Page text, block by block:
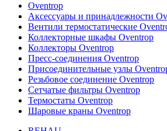
Oventrop
Аксессуары и принадлежности
Вентили термостатические
Коллекторные шкафы Oventrop
Коллекторы Oventrop
Пресс-соединения Oventrop
Присоединительные узлы
Резьбовое соединение Oventrop
Сетчатые фильтры Oventrop
Термостаты Oventrop
Шаровые краны Oventrop